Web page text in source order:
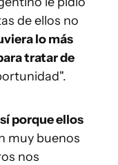
de ellos no
lo más
tratar de
porque ellos
muy buenos
nos